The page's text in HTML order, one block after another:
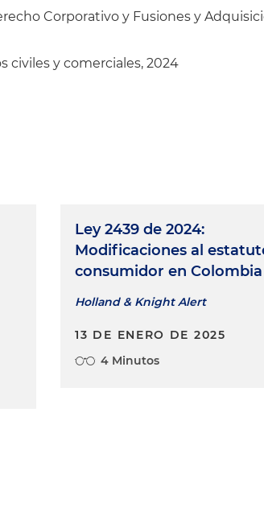
Corporativo y Fusiones y
civiles y comerciales, 2024
Ley 2439 de 2024:
Modificaciones al
consumidor en Colombia
Holland & Knight Alert
13 DE ENERO DE 2025
4 Minutos